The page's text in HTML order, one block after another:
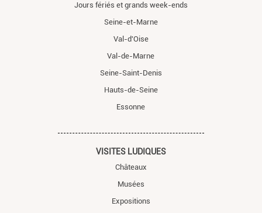
Jours fériés et grands week-ends
Seine-et-Marne
Val-d'Oise
Val-de-Marne
Seine-Saint-Denis
Hauts-de-Seine
Essonne
VISITES LUDIQUES
Châteaux
Musées
Expositions